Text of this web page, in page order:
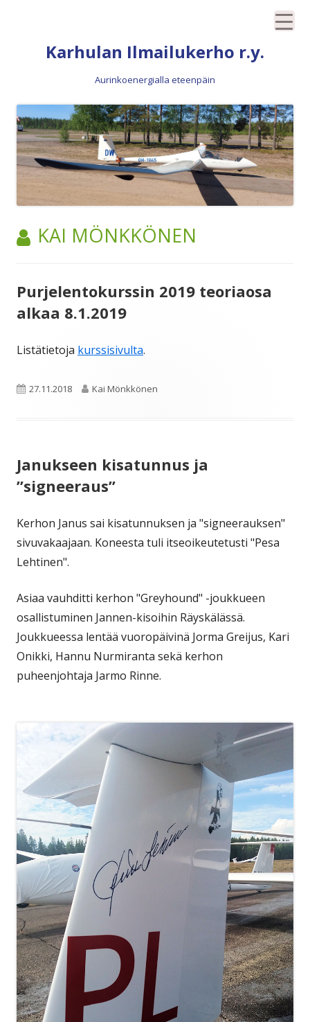
Karhulan Ilmailukerho r.y.
Aurinkoenergialla eteenpäin
TEKIJÄ:
KAI MÖNKKÖNEN
Purjelentokurssin 2019 teoriaosa
alkaa 8.1.2019
Listätietoja kurssisivulta.
Julkaistu
27.11.2018 Kirjoittaja
Kai Mönkkönen
Janukseen kisatunnus ja
”signeeraus”
Kerhon Janus sai kisatunnuksen ja "signeerauksen"
sivuvakaajaan. Koneesta tuli itseoikeutetusti "Pesa
Lehtinen".
Asiaa vauhditti kerhon "Greyhound" -joukkueen
osallistuminen Jannen-kisoihin Räyskälässä.
Joukkueessa lentää vuoropäivinä Jorma Greijus, Kari
Onikki, Hannu Nurmiranta sekä kerhon
puheenjohtaja Jarmo Rinne.